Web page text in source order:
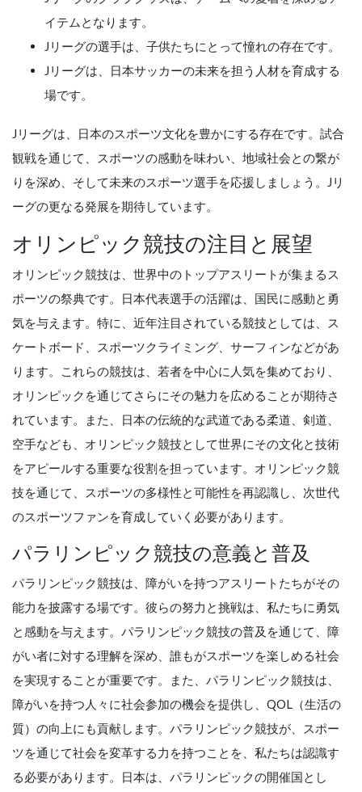
イテムとなります。
Jリーグの選手は、子供たちにとって憧れの存在です。
Jリーグは、日本サッカーの未来を担う人材を育成する
場です。
Jリーグは、日本のスポーツ文化を豊かにする存在です。試合
観戦を通じて、スポーツの感動を味わい、地域社会との繋が
りを深め、そして未来のスポーツ選手を応援しましょう。Jリ
ーグの更なる発展を期待しています。
オリンピック競技の注目と展望
オリンピック競技は、世界中のトップアスリートが集まるス
ポーツの祭典です。日本代表選手の活躍は、国民に感動と勇
気を与えます。特に、近年注目されている競技としては、ス
ケートボード、スポーツクライミング、サーフィンなどがあ
ります。これらの競技は、若者を中心に人気を集めており、
オリンピックを通じてさらにその魅力を広めることが期待さ
れています。また、日本の伝統的な武道である柔道、剣道、
空手なども、オリンピック競技として世界にその文化と技術
をアピールする重要な役割を担っています。オリンピック競
技を通じて、スポーツの多様性と可能性を再認識し、次世代
のスポーツファンを育成していく必要があります。
パラリンピック競技の意義と普及
パラリンピック競技は、障がいを持つアスリートたちがその
能力を披露する場です。彼らの努力と挑戦は、私たちに勇気
と感動を与えます。パラリンピック競技の普及を通じて、障
がい者に対する理解を深め、誰もがスポーツを楽しめる社会
を実現することが重要です。また、パラリンピック競技は、
障がいを持つ人々に社会参加の機会を提供し、QOL（生活の
質）の向上にも貢献します。パラリンピック競技が、スポー
ツを通じて社会を変革する力を持つことを、私たちは認識す
る必要があります。日本は、パラリンピックの開催国とし